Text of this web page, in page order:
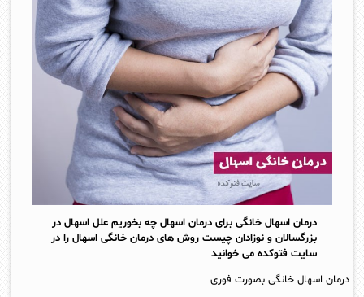
درمان اسهال خانگی برای درمان اسهال چه بخوریم علل اسهال در
بزرگسالان و نوزادان چیست روش های درمان خانگی اسهال را در
سایت فتوکده می خوانید
درمان اسهال خانگی بصورت فوری